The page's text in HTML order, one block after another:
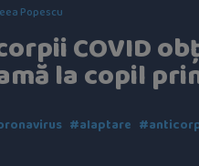
Popescu
COVID
la copil
#alaptare